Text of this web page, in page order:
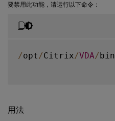
要禁用此功能，请运行以下命令：
/opt /Citrix/VDA/bin
用法